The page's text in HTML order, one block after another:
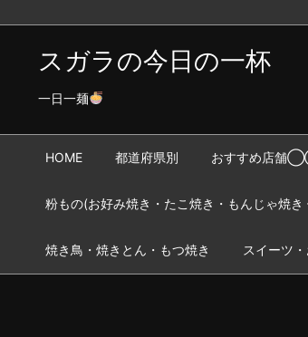
スガラの今日の一杯
一日一麺
HOME 都道府県別 おすすめ店舗
粉もの(お好み焼き・たこ焼き・もんじゃ焼き
焼き鳥・焼きとん・もつ焼き スイーツ